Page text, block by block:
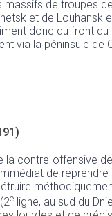
de troupes
et de Louhansk
donc du front du
via la péninsule de
la contre-offensive
de reprendre
e ligne, au sud du